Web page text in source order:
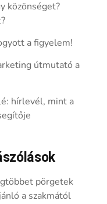
közönséget?
a figyelem!
útmutató a
hírlevél, mint a
pörgetek
a szakmától